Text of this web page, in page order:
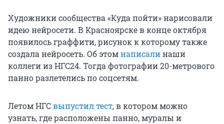
Художники сообщества «Куда пойти» нарисовали
идею нейросети. В Красноярске в конце октября
появилось граффити, рисунок к которому также
создала нейросеть. Об этомнаписалинаши
коллеги из НГС24. Тогда фотографии 20-метрового
панно разлетелись по соцсетям.
Летом НГСвыпустил тест, в котором можно
узнать, где расположены панно, муралы и